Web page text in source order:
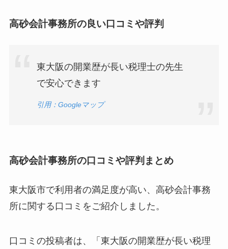
高砂会計事務所の良い口コミや評判
東大阪の開業歴が長い税理士の先生
で安心できます
引用：Googleマップ
高砂会計事務所の口コミや評判まとめ
東大阪市で利用者の満足度が高い、高砂会計事務
所に関する口コミをご紹介しました。
口コミの投稿者は、「東大阪の開業歴が長い税理